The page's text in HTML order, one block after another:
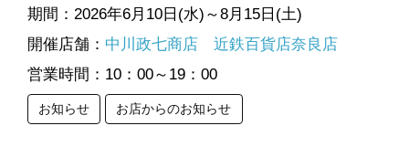
期間：2026年6月10日(水)～8月15日(土)
開催店舗： 中川政七商店 近鉄百貨店奈良店
営業時間：10：00～19：00
お知らせ お店からのお知らせ